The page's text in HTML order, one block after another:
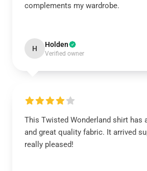
complements my wardrobe.
H Holden
Verified owner
This Twisted Wonderland shirt has
and great quality fabric. It arrived
really pleased!